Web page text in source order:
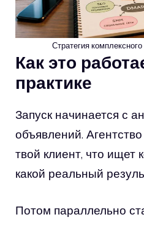
Стратегия
Как это
практике
Запуск начинается с
объявлений.
твой клиент, что ищет
какой реальный
Потом параллельно